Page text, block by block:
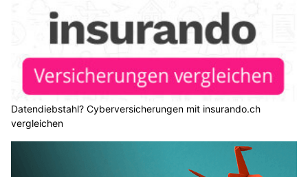
Datendiebstahl? Cyberversicherungen mit insurando.ch
vergleichen